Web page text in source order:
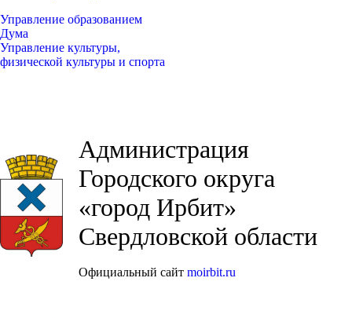
Управление образованием
Дума
Управление культуры,
физической культуры и спорта
Администрация
Городского округа
«город Ирбит»
Свердловской области
Официальный сайт moirbit.ru